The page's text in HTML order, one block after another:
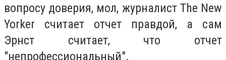
вопросу доверия, мол, журналист The New
Yorker считает отчет правдой, а сам
Эрнст считает, что отчет
"непрофессиональный".